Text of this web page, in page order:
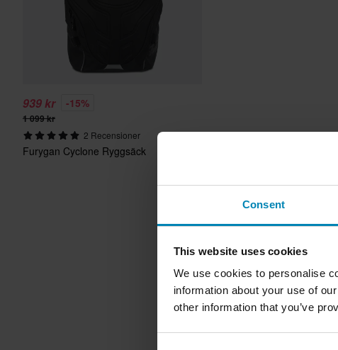
Consent
This website uses cookies
We use cookies to personalise
information about your use of
other information that you’ve
939 kr -15%
1 099 kr
2 Recensioner
Furygan Cyclone Ryggsäck